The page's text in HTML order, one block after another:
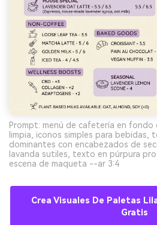
Prompt: menú de cafetería en fondo
limpia, iconos simples para bebidas,
dominantes con encabezados de
lavanda sutiles, texto en púrpura
escena de maqueta --ar 3:4
Crea Visuales De Paletas
Gratis